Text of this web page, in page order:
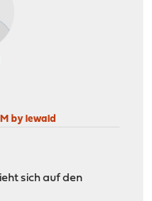
by lewald
sich auf den